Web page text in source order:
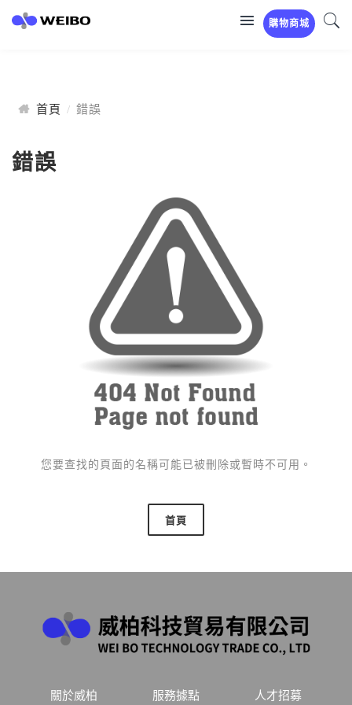
購物商城
首頁 錯誤
錯誤
您要查找的頁面的名稱可能已被刪除或暫時不可用。
首頁
關於威柏 服務據點 人才招募